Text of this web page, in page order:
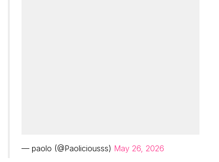
— paolo (@Paoliciousss) May 26, 2026